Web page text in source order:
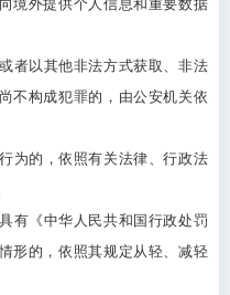
境外提供个人信息和重要数据
者以其他非法方式获取、非法
不构成犯罪的，由公安机关依
为的，依照有关法律、行政法
有《中华人民共和国行政处罚
形的，依照其规定从轻、减轻